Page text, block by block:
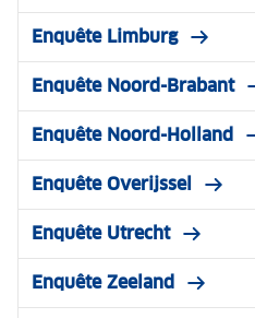
Enquête Limburg
Enquête Noord-Brabant
Enquête Noord-Holland
Enquête Overijssel
Enquête Utrecht
Enquête Zeeland